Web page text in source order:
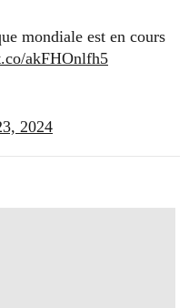
mondiale est en cours
akFHOnlfh5
2024